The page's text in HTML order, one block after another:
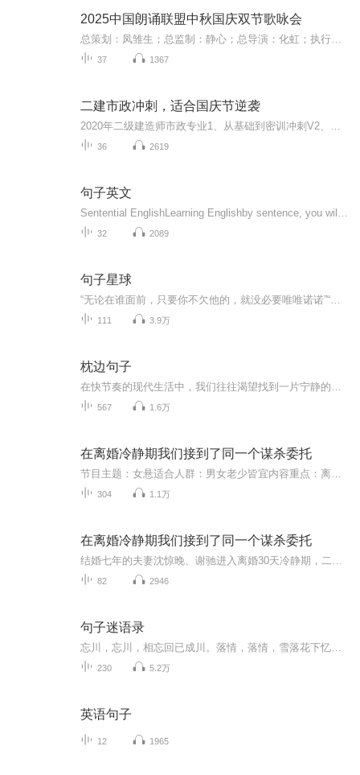
2025中国朗诵联盟中秋国庆双节歌咏会
37 1367
二建市政冲刺，适合国庆节逆袭
36 2619
句子英文
32 2089
句子星球
111 3.9万
枕边句子
567 1.6万
在离婚冷静期我们接到了同一个谋杀委托
304 1.1万
在离婚冷静期我们接到了同一个谋杀委托
82 2946
句子迷语录
230 5.2万
英语句子
12 1965